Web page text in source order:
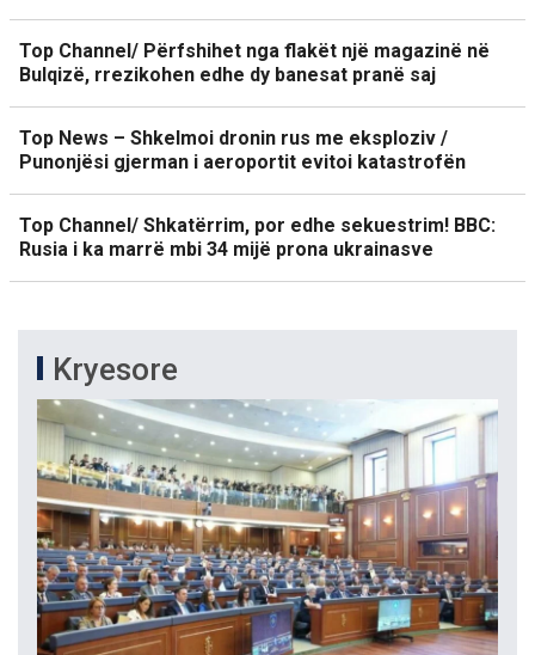
Top Channel/ Përfshihet nga flakët një magazinë në
Bulqizë, rrezikohen edhe dy banesat pranë saj
Top News – Shkelmoi dronin rus me eksploziv /
Punonjësi gjerman i aeroportit evitoi katastrofën
Top Channel/ Shkatërrim, por edhe sekuestrim! BBC:
Rusia i ka marrë mbi 34 mijë prona ukrainasve
Kryesore